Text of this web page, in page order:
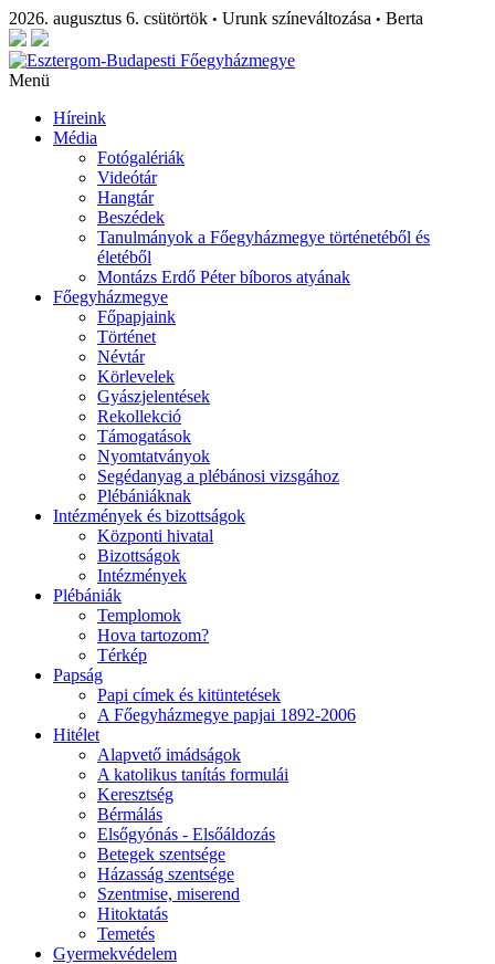
2026. augusztus 6. csütörtök • Urunk színeváltozása • Berta
Menü
Híreink
Média
Fotógalériák
Videótár
Hangtár
Beszédek
Tanulmányok a Főegyházmegye történetéből és
életéből
Montázs Erdő Péter bíboros atyának
Főegyházmegye
Főpapjaink
Történet
Névtár
Körlevelek
Gyászjelentések
Rekollekció
Támogatások
Nyomtatványok
Segédanyag a plébánosi vizsgához
Plébániáknak
Intézmények és bizottságok
Központi hivatal
Bizottságok
Intézmények
Plébániák
Templomok
Hova tartozom?
Térkép
Papság
Papi címek és kitüntetések
A Főegyházmegye papjai 1892-2006
Hitélet
Alapvető imádságok
A katolikus tanítás formulái
Keresztség
Bérmálás
Elsőgyónás - Elsőáldozás
Betegek szentsége
Házasság szentsége
Szentmise, miserend
Hitoktatás
Temetés
Gyermekvédelem